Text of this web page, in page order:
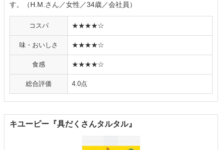
す。（H.M.さん／女性／34歳／会社員）
コスパ ★★★★☆
味・おいしさ ★★★★☆
食感 ★★★★☆
総合評価 4.0点
キユーピー『具だくさんタルタル』